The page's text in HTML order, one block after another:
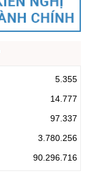
5.355
14.777
97.337
3.780.256
90.296.716